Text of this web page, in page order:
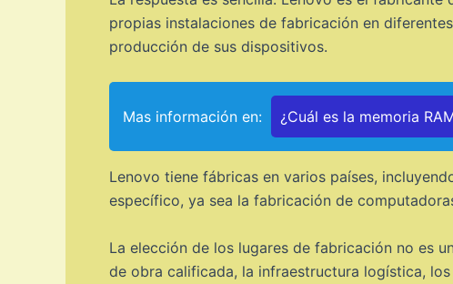
propias instalaciones de fabricación en
producción de sus dispositivos.
Mas información en: ¿Cuál es la memoria
Lenovo tiene fábricas en varios países,
específico, ya sea la fabricación de
La elección de los lugares de fabricación no es
de obra calificada, la infraestructura logística,